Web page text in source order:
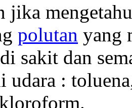
jika
polutan yang
sakit dan
udara :